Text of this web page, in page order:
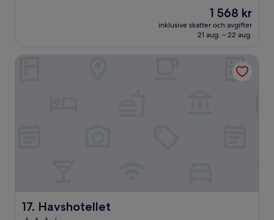
Priset
är
1 568 kr
1 568 kr
inklusive skatter och avgifter
21 aug. – 22 aug.
17. Havshotellet
Havshotellet